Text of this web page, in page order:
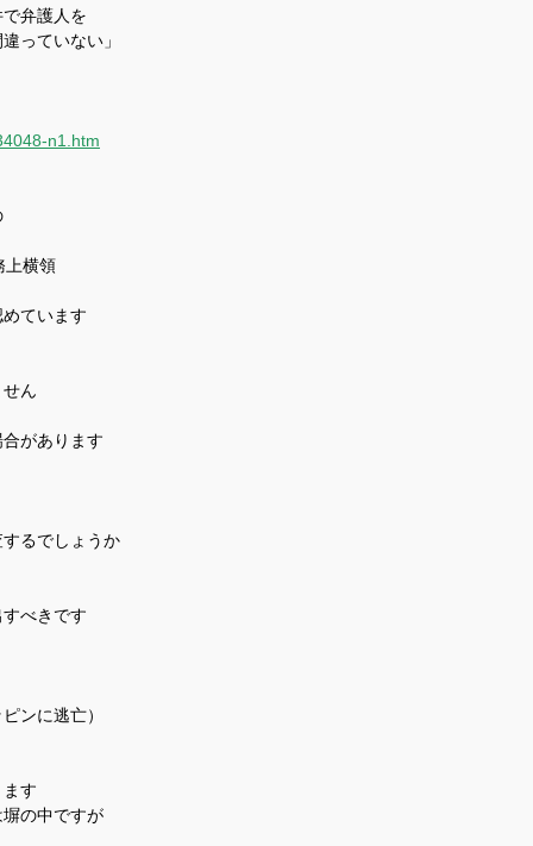
弁護人を
っていない」
n1.htm
上横領
ています
ん
があります
るでしょうか
べきです
ンに逃亡）
す
の中ですが